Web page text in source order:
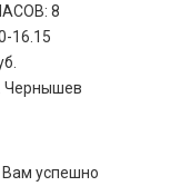
8
16.15
Чернышев
Вам успешно